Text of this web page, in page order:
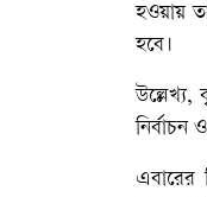
হওয়ায়
হবে।
উল্লেখ্য,
এবারের